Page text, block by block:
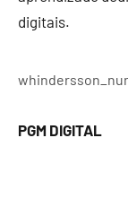
digitais.
PGM DIGITAL